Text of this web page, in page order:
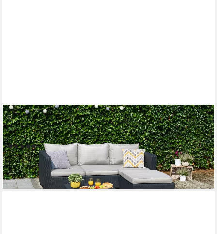
KETER
Gartenlounge-Set Salta Loungeset 3tlg. Rattanoptik, wetterfest
FINAL SALE
(1)
399,00 € UVP799,00 €
-50%
lieferbar - in 7-9 Werktagen bei dir